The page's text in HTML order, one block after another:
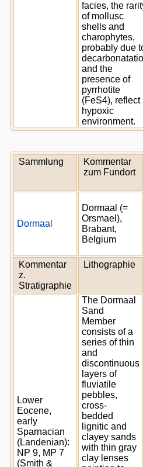
facies, the
of mollusc
shells and
charophytes,
probably due
and the
presence of
pyrrhotite
(FeS4), reflect
hypoxic
environment.
Sammlung
Kommentar
zum Fundort
Dormaal
Dormaal (=
Orsmael),
Brabant,
Belgium
Kommentar
z.
Stratigraphie
Lithographie
Lower
Eocene,
early
Sparnacian
(Landenian):
NP 9, MP 7
(Smith &
The Dormaal
Sand
Member
consists of a
series of thin
and
discontinuous
layers of
fluviatile
pebbles,
cross-
bedded
lignitic and
clayey sands
with thin gray
clay lenses